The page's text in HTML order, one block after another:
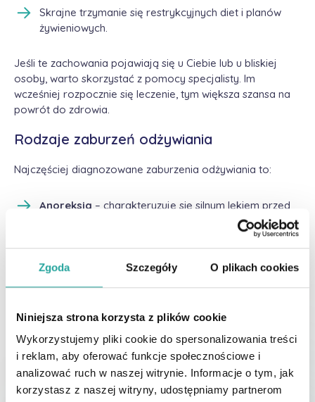
Zgoda Szczegóły O plikach cookies
Niniejsza strona korzysta z plików cookie
Wykorzystujemy pliki cookie do spersonalizowania treści
i reklam, aby oferować funkcje społecznościowe i
analizować ruch w naszej witrynie. Informacje o tym, jak
korzystasz z naszej witryny, udostępniamy partnerom
Skrajne trzymanie się restrykcyjnych diet i planów
żywieniowych.
Jeśli te zachowania pojawiają się u Ciebie lub u bliskiej
osoby, warto skorzystać z pomocy specjalisty. Im
wcześniej rozpocznie się leczenie, tym większa szansa na
powrót do zdrowia.
Rodzaje zaburzeń odżywiania
Najczęściej diagnozowane zaburzenia odżywiania to:
Anoreksja – charakteryzuje się silnym lękiem przed
przytyciem oraz zaburzonym postrzeganiem własnej
sylwetki. Osoby z anoreksją często stosują
drastyczne diety, unikają jedzenia i dążą do skrajnie
niskiej masy ciała.
którym następują zachowania kompensacyjne, takie
jak prowokowanie wymiotów, stosowanie środków
przeczyszczających czy intensywne ćwiczenia
fizyczne.
Inne zaburzenia odżywiania – obejmują np. zespół